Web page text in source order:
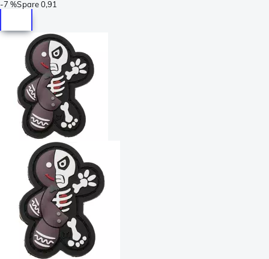
-7 %Spare0,91